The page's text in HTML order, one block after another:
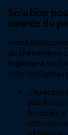
Solution
source du
Avant de
du phénomène.
logement sont
trois catégories
plus
la vapeur
(douche,